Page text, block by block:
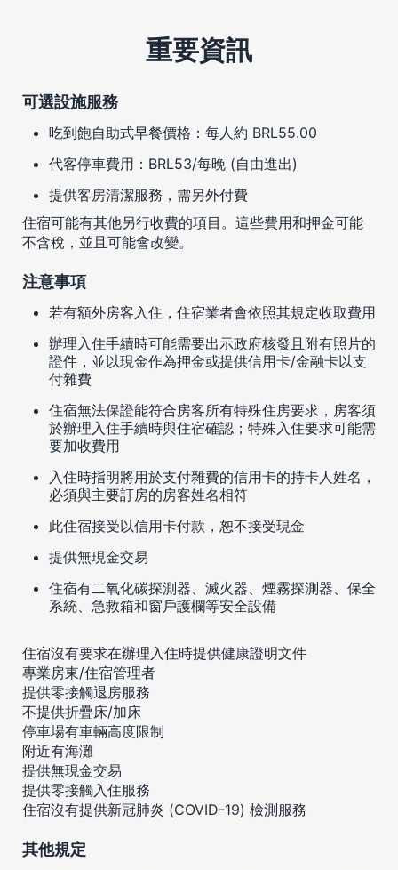
重要資訊
可選設施服務
吃到飽自助式早餐價格：每人約 BRL55.00
代客停車費用：BRL53/每晚 (自由進出)
提供客房清潔服務，需另外付費
住宿可能有其他另行收費的項目。這些費用和押金可能
不含稅，並且可能會改變。
注意事項
若有額外房客入住，住宿業者會依照其規定收取費用
辦理入住手續時可能需要出示政府核發且附有照片的
證件，並以現金作為押金或提供信用卡/金融卡以支
付雜費
住宿無法保證能符合房客所有特殊住房要求，房客須
於辦理入住手續時與住宿確認；特殊入住要求可能需
要加收費用
入住時指明將用於支付雜費的信用卡的持卡人姓名，
必須與主要訂房的房客姓名相符
此住宿接受以信用卡付款，恕不接受現金
提供無現金交易
住宿有二氧化碳探測器、滅火器、煙霧探測器、保全
系統、急救箱和窗戶護欄等安全設備
住宿沒有要求在辦理入住時提供健康證明文件
專業房東/住宿管理者
提供零接觸退房服務
不提供折疊床/加床
停車場有車輛高度限制
附近有海灘
提供無現金交易
提供零接觸入住服務
住宿沒有提供新冠肺炎 (COVID-19) 檢測服務
其他規定